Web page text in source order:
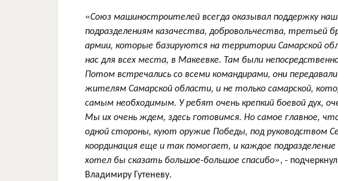
«Союз машиностроителей всегда оказывал поддержку
подразделениям казачества, добровольчества, третьей
армии, которые базируются на территории Самарской
нас для всех места, в Макеевке. Там были
Потом встречались со всеми командирами, они
жителям Самарской области, и не только самарской,
самым необходимым. У ребят очень крепкий боевой дух,
Мы их очень ждем, здесь готовимся. Но самое главное,
одной стороны, куют оружие Победы, под руководством
координация еще и так помогает, и каждое
хотел бы сказать большое-большое спасибо», - подчеркнул
Владимиру Гутеневу.